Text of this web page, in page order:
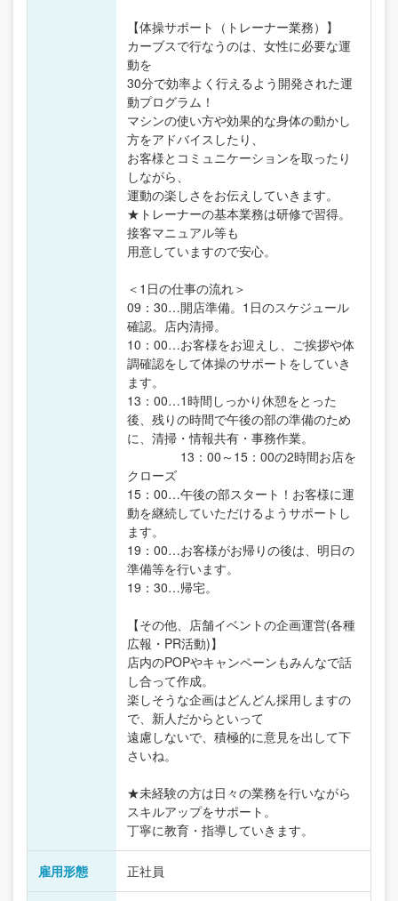
【体操サポート（トレーナー業務）】
カーブスで行なうのは、女性に必要な運
動を
30分で効率よく行えるよう開発された運
動プログラム！
マシンの使い方や効果的な身体の動かし
方をアドバイスしたり、
お客様とコミュニケーションを取ったり
しながら、
運動の楽しさをお伝えしていきます。
★トレーナーの基本業務は研修で習得。
接客マニュアル等も
用意していますので安心。
＜1日の仕事の流れ＞
09：30…開店準備。1日のスケジュール
確認。店内清掃。
10：00…お客様をお迎えし、ご挨拶や体
調確認をして体操のサポートをしていき
ます。
13：00…1時間しっかり休憩をとった
後、残りの時間で午後の部の準備のため
に、清掃・情報共有・事務作業。
13：00～15：00の2時間お店を
クローズ
15：00…午後の部スタート！お客様に運
動を継続していただけるようサポートし
ます。
19：00…お客様がお帰りの後は、明日の
準備等を行います。
19：30…帰宅。
【その他、店舗イベントの企画運営(各種
広報・PR活動)】
店内のPOPやキャンペーンもみんなで話
し合って作成。
楽しそうな企画はどんどん採用しますの
で、新人だからといって
遠慮しないで、積極的に意見を出して下
さいね。
★未経験の方は日々の業務を行いながら
スキルアップをサポート。
丁寧に教育・指導していきます。
雇用形態 正社員